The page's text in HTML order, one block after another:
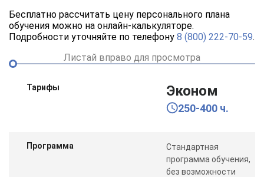
Бесплатно рассчитать цену персонального плана
обучения можно на онлайн-калькуляторе.
Подробности уточняйте по телефону 8 (800) 222-70-59.
Листай вправо для просмотра
Тарифы Эконом
250-400 ч.
Программа
Стандартная
программа обучения,
без возможности